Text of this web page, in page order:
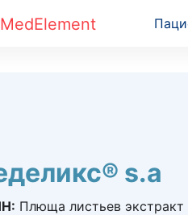
s.a
Плюща листьев экстракт